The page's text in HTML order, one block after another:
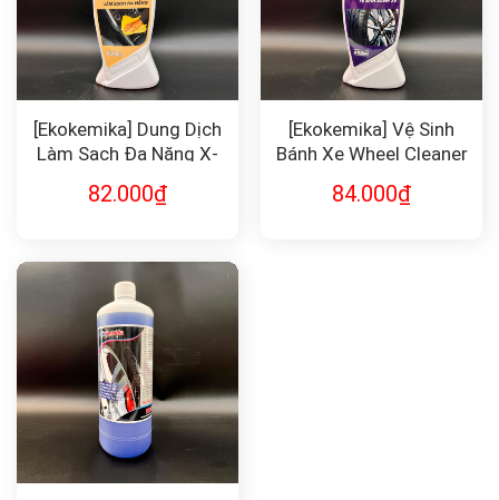
[Ekokemika] Dung Dịch
Làm Sạch Đa Năng X-
82.000₫
[Ekokemika] Vệ Sinh
Bánh Xe Wheel Cleaner
84.000₫